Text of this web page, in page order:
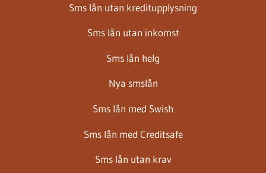
Sms lån utan kreditupplysning
Sms lån utan inkomst
Sms lån helg
Nya smslån
Sms lån med Swish
Sms lån med Creditsafe
Sms lån utan krav